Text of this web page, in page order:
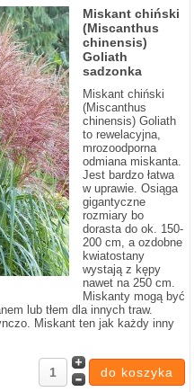
Miskant chiński
(Miscanthus
chinensis)
Goliath
sadzonka
Miskant chiński
(Miscanthus
chinensis) Goliath
to rewelacyjna,
mrozoodporna
odmiana miskanta.
Jest bardzo łatwa
w uprawie. Osiąga
gigantyczne
rozmiary bo
dorasta do ok. 150-
200 cm, a ozdobne
kwiatostany
wystają z kępy
nawet na 250 cm.
Miskanty mogą być
lub tłem dla innych traw.
Miskant ten jak każdy inny